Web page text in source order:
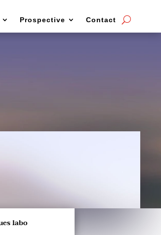
Prospective Contact
labo